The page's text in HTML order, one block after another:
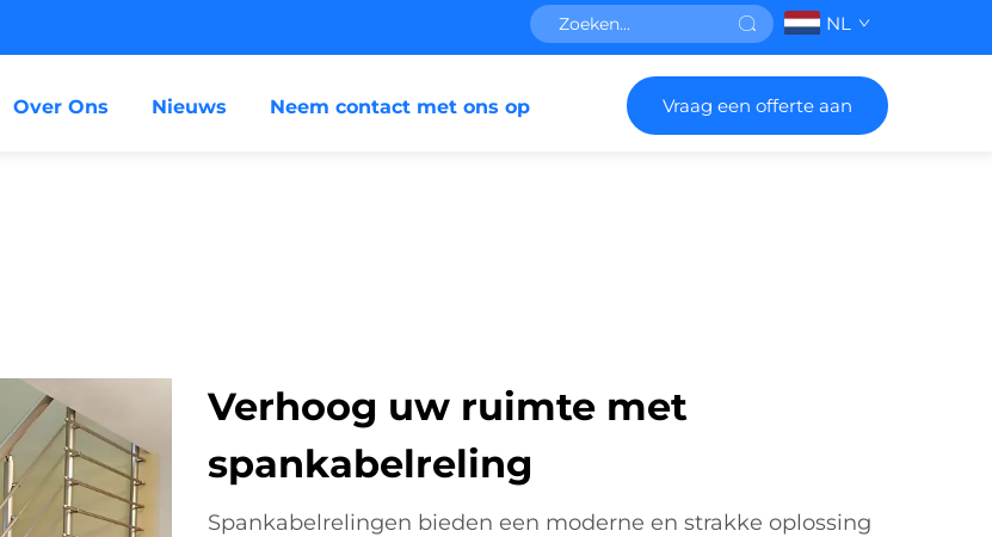
NL
Over Ons Nieuws Neem contact met ons op Vraag een offerte aan
Verhoog uw ruimte met
spankabelreling
Spankabelrelingen bieden een moderne en strakke oplossing